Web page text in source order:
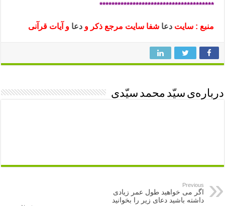
**************************************
منبع : سایتدعا شفا سایت مرجع ذکر ودعا و آیات قرآنی
درباره‌ی سیّد محمد سیّدی
Previous
اگر می خواهید طول عمر زیادی
داشته باشید دعای زیر را بخوانید